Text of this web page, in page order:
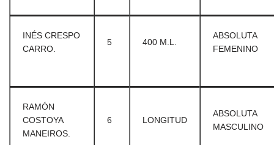
INÉS CRESPO
CARRO.
5 400 M.L.
ABSOLUTA
FEMENINO
RAMÓN
COSTOYA
MANEIROS.
6 LONGITUD
ABSOLUTA
MASCULINO